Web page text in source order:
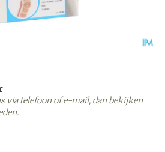
via telefoon of e-mail, dan bekijken